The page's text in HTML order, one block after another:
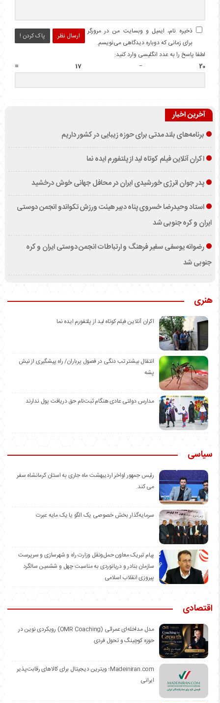
ارسال نظر پاک کردن !
ذخیره نام، ایمیل و وبسایت من در مرورگر
برای زمانی که دوباره دیدگاهی می‌نویسم.
لطفا پاسخ را به عدد انگلیسی وارد کنید:
20 − 17 =
آخرین اخبار
برنامه‌های بلند مدتی برای حوزه زیبایی در کشور داریم
اکران آنلاین فیلم کوتاه لید از پلتفورم ایده نما
پدر جوان انرژی خورشیدی ایران در محافل جهانی خوش درخشید
استاد وحیدرضا خسروی پناه دبیر هیئت ورزش تکواندو انجمن دوستی
ایران و کره جنوبی شد
رضوانه یوسفی سفیر فرهنگ و ارتباطات انجمن دوستی ایران و کره
جنوبی شد
هنری
اکران آنلاین فیلم کوتاه لید از پلتفورم ایده نما
انتقال بیشتر تب دنگی در فصول پرباران/ راه پیشگیری از نیش
پشه
مدارس دولتی عادی هنگام ثبت‌نام حق دریافت پول ندارند
سیاسی
رئیس جمهور اواخر اردیبهشت ماه جاری به استان کرمانشاه سفر
می کند.
سرمایه‌گذار بخش خصوصی یک الگو یا یک مایه عبرت
️پیام تبریک معاون حمل‌ونقل وزارت راه و شهرسازی و سرپرست
سازمان بنادر و دریانوردی به مناسبت چهل و ششمین سالگرد
پیروزی انقلاب اسلامی
اقتصادی
مدل مداخله‌ای عمرائی (OMR Coaching) رویکردی نوین در
حوزه کوچینگ و تحول فردی
Madeiniran.com؛ ویترین دیجیتال برای کالاهای رقابت‌پذیر
ایرانی